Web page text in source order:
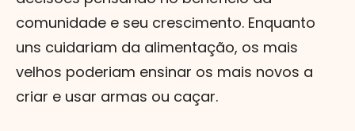
comunidade e seu crescimento. Enquanto
uns cuidariam da alimentação, os mais
velhos poderiam ensinar os mais novos a
criar e usar armas ou caçar.